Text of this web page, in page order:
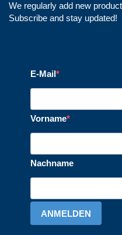
We regularly add new
Subscribe and stay updated!
E-Mail
Vorname
Nachname
ANMELDEN